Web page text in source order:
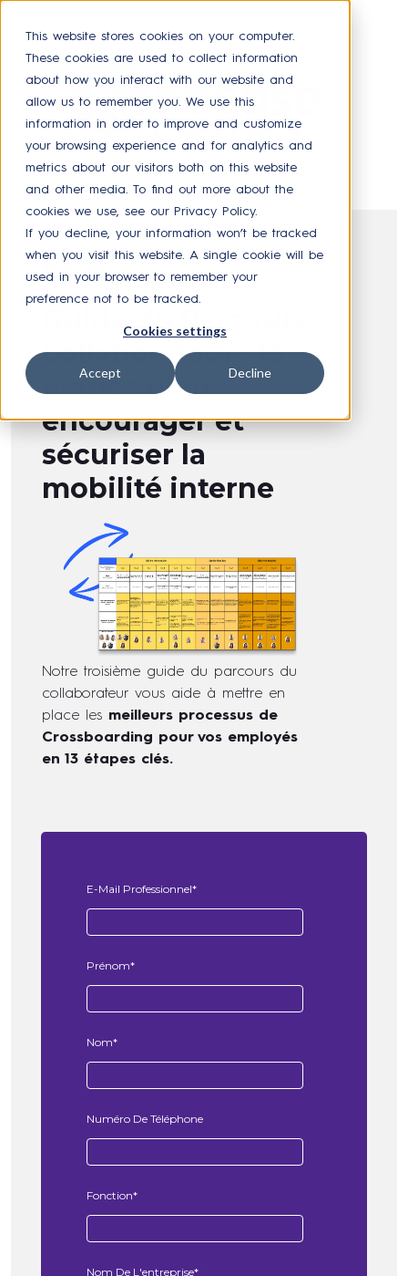
This website stores cookies on your computer.
These cookies are used to collect information
about how you interact with our website and
allow us to remember you. We use this
information in order to improve and customize
your browsing experience and for analytics and
metrics about our visitors both on this website
and other media. To find out more about the
cookies we use, see our Privacy Policy.
If you decline, your information won’t be tracked
when you visit this website. A single cookie will be
used in your browser to remember your
preference not to be tracked.
Cookies settings
Accept Decline
Guide du Parcours
Collaborateur : 13
étapes pour
encourager et
sécuriser la
mobilité interne
Notre troisième guide du parcours du
collaborateur vous aide à mettre en
place les meilleurs processus de
Crossboarding pour vos employés
en 13 étapes clés.
E-Mail Professionnel*
Prénom*
Nom*
Numéro De Téléphone
Fonction*
Nom De L'entreprise*